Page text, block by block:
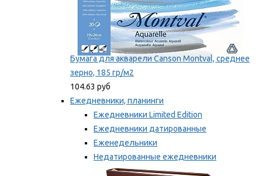
Бумага для акварели Canson Montval, среднее
зерно, 185 гр/м2
104.63 руб
Ежедневники, планинги
Ежедневники Limited Edition
Ежедневники датированные
Еженедельники
Недатированные ежедневники
Планинги